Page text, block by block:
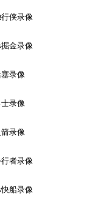
侠录像
金录像
录像
录像
录像
者录像
船录像